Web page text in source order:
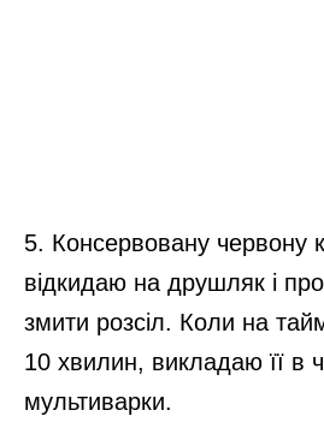
5. Консервовану червону
відкидаю на друшляк і
змити розсіл. Коли на
10 хвилин, викладаю її в
мультиварки.